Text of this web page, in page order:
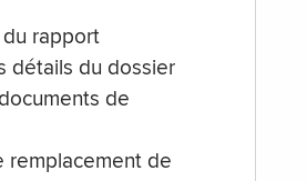
du rapport
détails du dossier
de
remplacement de